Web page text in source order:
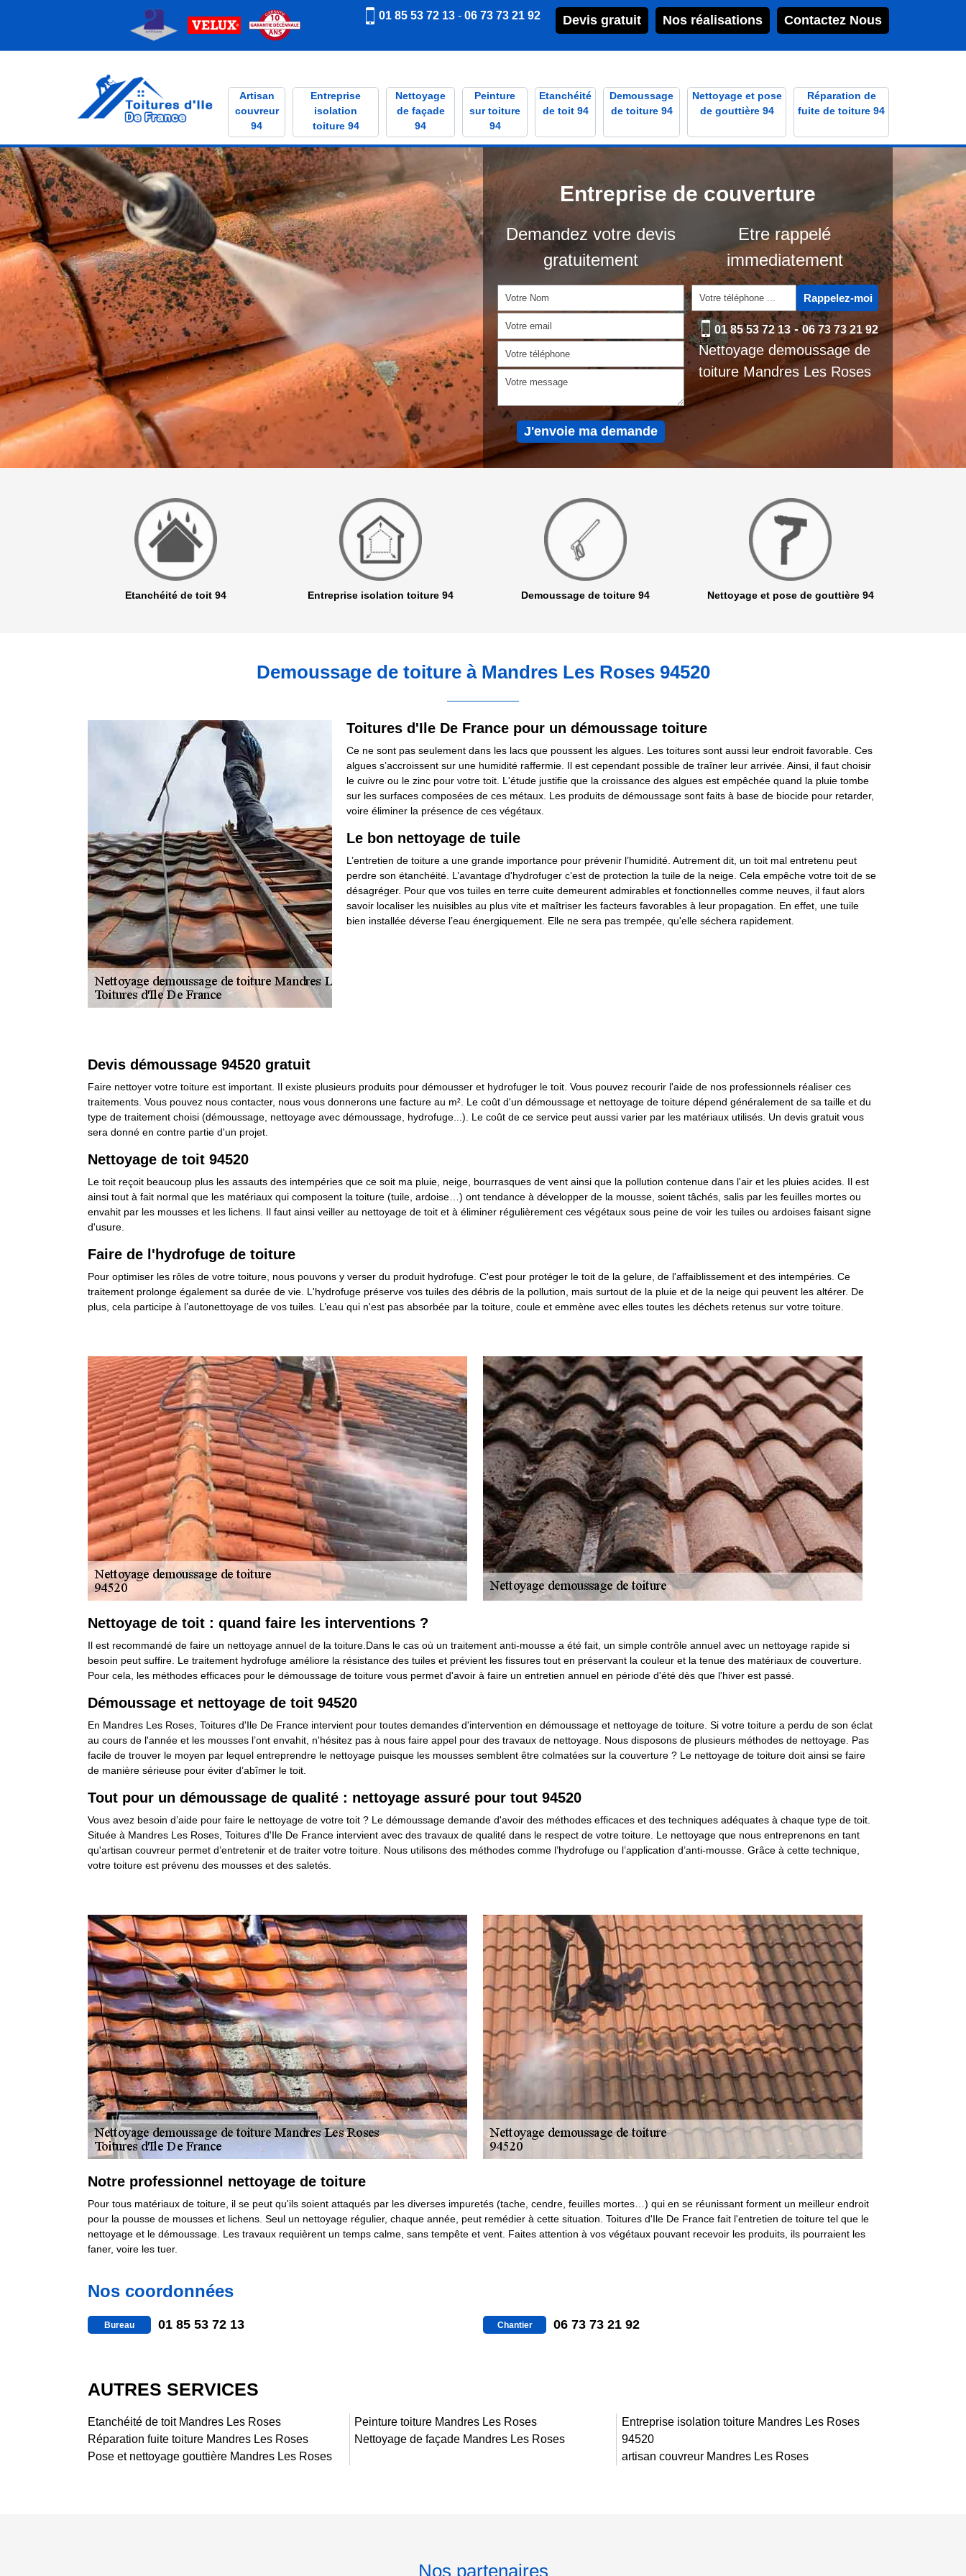
Devis gratuit Nos réalisations Contactez Nous
01 85 53 72 13 - 06 73 73 21 92
Artisan
couvreur
94
Entreprise
isolation
toiture 94
Nettoyage
de façade
94
Peinture
sur toiture
94
Etanchéité
de toit 94
Demoussage
de toiture 94
Nettoyage et pose
de gouttière 94
Réparation de
fuite de toiture 94
Entreprise de couverture
Demandez votre devis
gratuitement
Etre rappelé
immediatement
01 85 53 72 13-06 73 73 21 92
Nettoyage demoussage de
toiture Mandres Les Roses
Etanchéité de toit 94 Entreprise isolation toiture 94 Demoussage de toiture 94 Nettoyage et pose de gouttière 94
Demoussage de toiture à Mandres Les Roses 94520
Toitures d'Ile De France pour un démoussage toiture
Ce ne sont pas seulement dans les lacs que poussent les algues. Les toitures sont aussi leur endroit favorable. Ces
algues s’accroissent sur une humidité raffermie. Il est cependant possible de traîner leur arrivée. Ainsi, il faut choisir
le cuivre ou le zinc pour votre toit. L'étude justifie que la croissance des algues est empêchée quand la pluie tombe
sur les surfaces composées de ces métaux. Les produits de démoussage sont faits à base de biocide pour retarder,
voire éliminer la présence de ces végétaux.
Le bon nettoyage de tuile
L’entretien de toiture a une grande importance pour prévenir l’humidité. Autrement dit, un toit mal entretenu peut
perdre son étanchéité. L’avantage d'hydrofuger c’est de protection la tuile de la neige. Cela empêche votre toit de se
désagréger. Pour que vos tuiles en terre cuite demeurent admirables et fonctionnelles comme neuves, il faut alors
savoir localiser les nuisibles au plus vite et maîtriser les facteurs favorables à leur propagation. En effet, une tuile
bien installée déverse l’eau énergiquement. Elle ne sera pas trempée, qu'elle séchera rapidement.
Devis démoussage 94520 gratuit
Faire nettoyer votre toiture est important. Il existe plusieurs produits pour démousser et hydrofuger le toit. Vous pouvez recourir l'aide de nos professionnels réaliser ces
traitements. Vous pouvez nous contacter, nous vous donnerons une facture au m². Le coût d'un démoussage et nettoyage de toiture dépend généralement de sa taille et du
type de traitement choisi (démoussage, nettoyage avec démoussage, hydrofuge...). Le coût de ce service peut aussi varier par les matériaux utilisés. Un devis gratuit vous
sera donné en contre partie d'un projet.
Nettoyage de toit 94520
Le toit reçoit beaucoup plus les assauts des intempéries que ce soit ma pluie, neige, bourrasques de vent ainsi que la pollution contenue dans l'air et les pluies acides. Il est
ainsi tout à fait normal que les matériaux qui composent la toiture (tuile, ardoise…) ont tendance à développer de la mousse, soient tâchés, salis par les feuilles mortes ou
envahit par les mousses et les lichens. Il faut ainsi veiller au nettoyage de toit et à éliminer régulièrement ces végétaux sous peine de voir les tuiles ou ardoises faisant signe
d'usure.
Faire de l'hydrofuge de toiture
Pour optimiser les rôles de votre toiture, nous pouvons y verser du produit hydrofuge. C'est pour protéger le toit de la gelure, de l'affaiblissement et des intempéries. Ce
traitement prolonge également sa durée de vie. L'hydrofuge préserve vos tuiles des débris de la pollution, mais surtout de la pluie et de la neige qui peuvent les altérer. De
plus, cela participe à l’autonettoyage de vos tuiles. L’eau qui n'est pas absorbée par la toiture, coule et emmène avec elles toutes les déchets retenus sur votre toiture.
Nettoyage de toit : quand faire les interventions ?
Il est recommandé de faire un nettoyage annuel de la toiture.Dans le cas où un traitement anti-mousse a été fait, un simple contrôle annuel avec un nettoyage rapide si
besoin peut suffire. Le traitement hydrofuge améliore la résistance des tuiles et prévient les fissures tout en préservant la couleur et la tenue des matériaux de couverture.
Pour cela, les méthodes efficaces pour le démoussage de toiture vous permet d'avoir à faire un entretien annuel en période d'été dès que l'hiver est passé.
Démoussage et nettoyage de toit 94520
En Mandres Les Roses, Toitures d'Ile De France intervient pour toutes demandes d'intervention en démoussage et nettoyage de toiture. Si votre toiture a perdu de son éclat
au cours de l'année et les mousses l’ont envahit, n'hésitez pas à nous faire appel pour des travaux de nettoyage. Nous disposons de plusieurs méthodes de nettoyage. Pas
facile de trouver le moyen par lequel entreprendre le nettoyage puisque les mousses semblent être colmatées sur la couverture ? Le nettoyage de toiture doit ainsi se faire
de manière sérieuse pour éviter d’abîmer le toit.
Tout pour un démoussage de qualité : nettoyage assuré pour tout 94520
Vous avez besoin d’aide pour faire le nettoyage de votre toit ? Le démoussage demande d'avoir des méthodes efficaces et des techniques adéquates à chaque type de toit.
Située à Mandres Les Roses, Toitures d'Ile De France intervient avec des travaux de qualité dans le respect de votre toiture. Le nettoyage que nous entreprenons en tant
qu'artisan couvreur permet d’entretenir et de traiter votre toiture. Nous utilisons des méthodes comme l’hydrofuge ou l’application d’anti-mousse. Grâce à cette technique,
votre toiture est prévenu des mousses et des saletés.
Notre professionnel nettoyage de toiture
Pour tous matériaux de toiture, il se peut qu'ils soient attaqués par les diverses impuretés (tache, cendre, feuilles mortes…) qui en se réunissant forment un meilleur endroit
pour la pousse de mousses et lichens. Seul un nettoyage régulier, chaque année, peut remédier à cette situation. Toitures d'Ile De France fait l'entretien de toiture tel que le
nettoyage et le démoussage. Les travaux requièrent un temps calme, sans tempête et vent. Faites attention à vos végétaux pouvant recevoir les produits, ils pourraient les
faner, voire les tuer.
Nos coordonnées
Bureau 01 85 53 72 13 Chantier 06 73 73 21 92
AUTRES SERVICES
Etanchéité de toit Mandres Les Roses
Réparation fuite toiture Mandres Les Roses
Pose et nettoyage gouttière Mandres Les Roses
Peinture toiture Mandres Les Roses
Nettoyage de façade Mandres Les Roses
Entreprise isolation toiture Mandres Les Roses
94520
artisan couvreur Mandres Les Roses
Nos partenaires